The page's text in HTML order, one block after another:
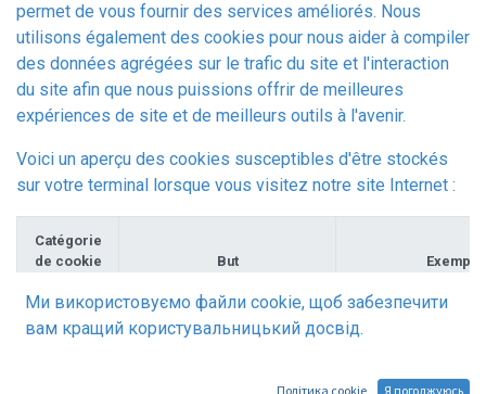
permet de vous fournir des services améliorés. Nous
utilisons également des cookies pour nous aider à compiler
des données agrégées sur le trafic du site et l'interaction
du site afin que nous puissions offrir de meilleures
expériences de site et de meilleurs outils à l'avenir.
Voici un aperçu des cookies susceptibles d'être stockés
sur votre terminal lorsque vous visitez notre site Internet :
Catégorie
de cookie
But
Session &
Securité
Authentifier les utilisateurs,
protéger les données des
session_id
Ми використовуємо файли cookie, щоб забезпечити
вам кращий користувальницький досвід.
Політика cookie Я погоджуюсь